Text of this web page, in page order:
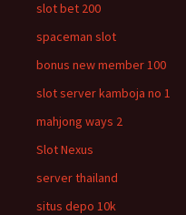
slot bet 200
spaceman slot
bonus new member 100
slot server kamboja no 1
mahjong ways 2
Slot Nexus
server thailand
situs depo 10k